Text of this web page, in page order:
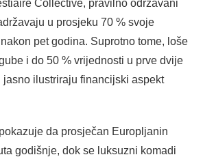
Collective, pravilno održavani
u prosjeku 70 % svoje
pet godina. Suprotno tome, loše
i do 50 % vrijednosti u prve dvije
ilustriraju financijski aspekt
da prosječan Europljanin
godišnje, dok se luksuzni komadi